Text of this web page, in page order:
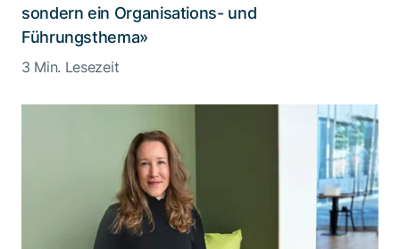
sondern ein Organisations- und
Führungsthema»
3 Min. Lesezeit